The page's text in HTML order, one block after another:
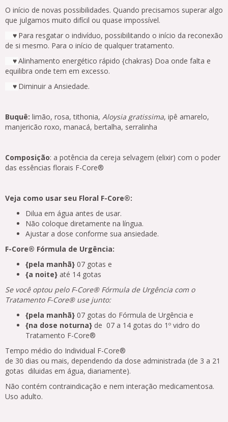
O início de novas possibilidades. Quando precisamos superar algo
que julgamos muito difícil ou quase impossível.
♥ Para resgatar o indivíduo, possibilitando o início da reconexão
de si mesmo. Para o início de qualquer tratamento.
♥Alinhamento energético rápido {chakras} Doa onde falta e
equilibra onde tem em excesso.
♥ Diminuir a Ansiedade.
Buquê: limão, rosa, tithonia, Aloysia gratissima, ipê amarelo,
manjericão roxo, manacá, bertalha, serralinha
Composição: a potência da cereja selvagem (elixir) com o poder
das essências florais F-Core®
Veja como usar seu Floral F-Core®:
Dilua em água antes de usar.
Não coloque diretamente na língua.
Ajustar a dose conforme sua ansiedade.
F-Core® Fórmula de Urgência:
{pela manhã} 07 gotas e
{a noite} até 14 gotas
Se você optou pelo F-Core® Fórmula de Urgência com o
Tratamento F-Core® use junto:
{pela manhã} 07 gotas do Fórmula de Urgência e
{na dose noturna} de 07 a 14 gotas do 1º vidro do
Tratamento F-Core®
Tempo médio do Individual F-Core®
de 30 dias ou mais, dependendo da dose administrada (de 3 a 21
gotas diluidas em água, diariamente).
Não contém contraindicação e nem interação medicamentosa.
Uso adulto.